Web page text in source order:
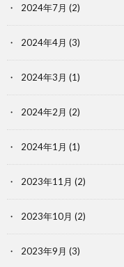
2024年7月 (2)
2024年4月 (3)
2024年3月 (1)
2024年2月 (2)
2024年1月 (1)
2023年11月 (2)
2023年10月 (2)
2023年9月 (3)